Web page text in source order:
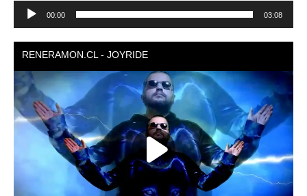
Reproductor
00:00 03:08